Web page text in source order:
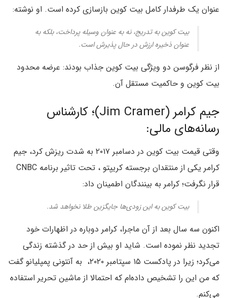
عنوان یک طرفدار کامل بیت کوین بازسازی کرده است. او نوشته:
بیت کوین به تدریج، نه به عنوان وسیله پرداخت، بلکه به
عنوان ذخیره ارزش در حال پذیرش است.
از نظر فرگوسن دو ویژگی بیت کوین جذاب بودند: عرضه محدود
بیت کوین و حاکمیت مستقل آن.
جیم کرامر (Jim Cramer)؛ کارشناس
رسانه‌های مالی:
وقتی قیمت بیت کوین در دسامبر ۲۰۱۷ به شدت ریزش کرد، جیم
کرامر یکی از منتقدان برجسته کریپتو ، تحت تاثیر برنامه CNBC
قرار نگرفت؛ کرامر به بینندگان اطمینان داد:
بیت کوین به این زودی‌ها جایگزین طلا نخواهد شد.
اکنون سه سال بعد از آن ماجرا، کرامر دوباره در اظهارات خود
تجدید نظر نموده است. شاید او بیش از حد در گذشته زندگی
می‌کرد؛ زیرا در پادکست ۱۵ سپتامبر ۲۰۲۰، به آنتونی پمپلیانو گفت
که من این را تشخیص داده‌ام که احتمالا از ماشین تحریر استفاده
می‌کنم.